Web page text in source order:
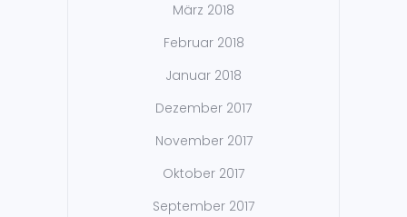
März 2018
Februar 2018
Januar 2018
Dezember 2017
November 2017
Oktober 2017
September 2017